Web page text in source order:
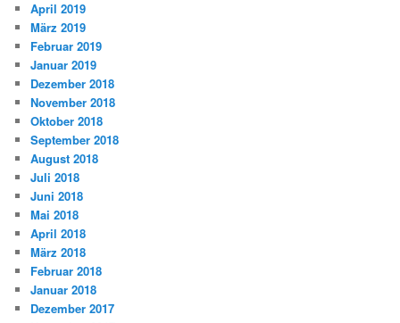
April 2019
März 2019
Februar 2019
Januar 2019
Dezember 2018
November 2018
Oktober 2018
September 2018
August 2018
Juli 2018
Juni 2018
Mai 2018
April 2018
März 2018
Februar 2018
Januar 2018
Dezember 2017